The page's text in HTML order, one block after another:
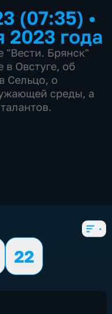
(07:35) •
года
Брянск"
в Овстуге, об
Сельцо, о
среды, а
22